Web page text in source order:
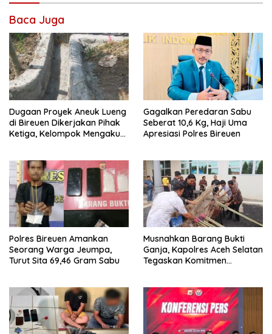
Baca Juga
Dugaan Proyek Aneuk Lueng
di Bireuen Dikerjakan Pihak
Ketiga, Kelompok Mengaku
Gagalkan Peredaran Sabu
Seberat 10,6 Kg, Haji Uma
Apresiasi Polres Bireuen
Polres Bireuen Amankan
Seorang Warga Jeumpa,
Turut Sita 69,46 Gram Sabu
Musnahkan Barang Bukti
Ganja, Kapolres Aceh Selatan
Tegaskan Komitmen